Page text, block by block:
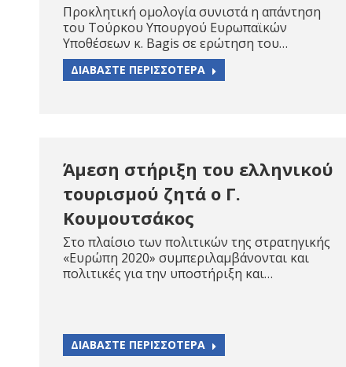
Προκλητική ομολογία συνιστά η απάντηση
του Τούρκου Υπουργού Ευρωπαϊκών
Υποθέσεων κ. Bagis σε ερώτηση του…
ΔΙΑΒΑΣΤΕ ΠΕΡΙΣΣΟΤΕΡΑ
Άμεση στήριξη του ελληνικού
τουρισμού ζητά ο Γ.
Κουμουτσάκος
Στο πλαίσιο των πολιτικών της στρατηγικής
«Ευρώπη 2020» συμπεριλαμβάνονται και
πολιτικές για την υποστήριξη και…
ΔΙΑΒΑΣΤΕ ΠΕΡΙΣΣΟΤΕΡΑ